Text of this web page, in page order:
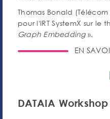
Thomas Bonald
pour l'IRT SystemX sur le
Graph Embedding».
EN
DATAIA